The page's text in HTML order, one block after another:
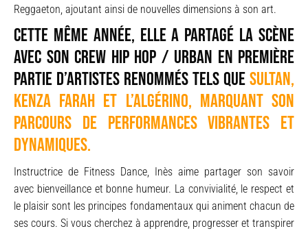
Reggaeton, ajoutant ainsi de nouvelles dimensions à son art.
Cette même année, elle a partagé la scène
avec son crew Hip Hop / Urban en première
partie d’artistes renommés tels queSultan,
Kenza Farah et L’Algérino, marquant son
parcours de performances vibrantes et
dynamiques.
Instructrice de Fitness Dance, Inès aime partager son savoir
avec bienveillance et bonne humeur. La convivialité, le respect et
le plaisir sont les principes fondamentaux qui animent chacun de
ses cours. Si vous cherchez à apprendre, progresser et transpirer